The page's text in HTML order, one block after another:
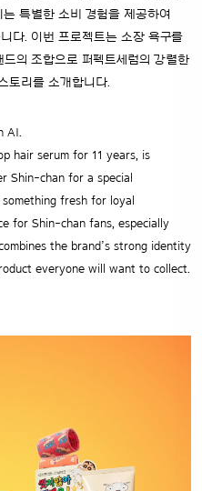
특별한 소비 경험을 제공하여
다. 이번 프로젝트는 소장 욕구를
의 조합으로 퍼펙트세럼의 강렬한
토리를 소개합니다.
AI.
hair serum for 11 years, is
Shin-chan for a special
fresh for loyal
for Shin-chan fans, especially
the brand’s strong identity
everyone will want to collect.